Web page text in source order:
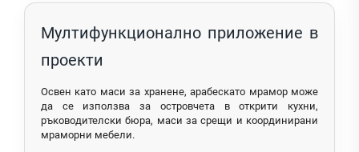
Мултифункционално приложение в
проекти
Освен като маси за хранене, арабескато мрамор може
да се използва за островчета в открити кухни,
ръководителски бюра, маси за срещи и координирани
мраморни мебели.